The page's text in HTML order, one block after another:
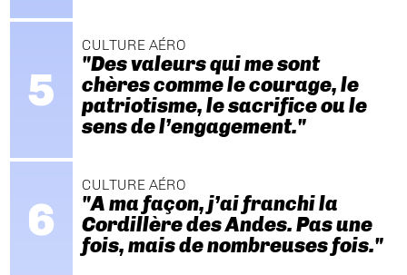
CULTURE AÉRO
"Des valeurs qui me sont
chères comme le courage, le
patriotisme, le sacrifice ou le
sens de l’engagement."
CULTURE AÉRO
"A ma façon, j’ai franchi la
Cordillère des Andes. Pas une
fois, mais de nombreuses fois."